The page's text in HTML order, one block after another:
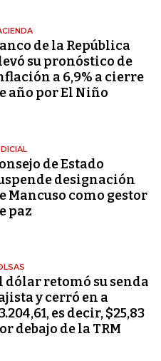
de la República
su pronóstico de
a 6,9% a cierre
año por El Niño
de Estado
designación
Mancuso como gestor
paz
dólar retomó su senda
y cerró en a
es decir, $25,83
debajo de la TRM